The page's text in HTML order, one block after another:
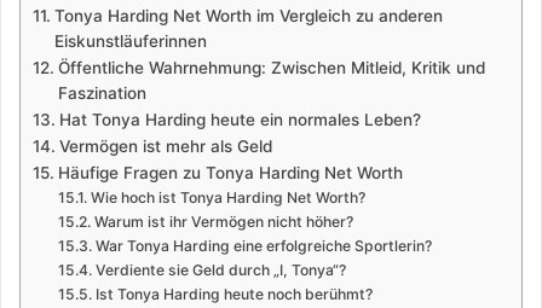
Tonya Harding Net Worth im Vergleich zu anderen
Eiskunstläuferinnen
Öffentliche Wahrnehmung: Zwischen Mitleid, Kritik und
Faszination
Hat Tonya Harding heute ein normales Leben?
Vermögen ist mehr als Geld
Häufige Fragen zu Tonya Harding Net Worth
Wie hoch ist Tonya Harding Net Worth?
Warum ist ihr Vermögen nicht höher?
War Tonya Harding eine erfolgreiche Sportlerin?
Verdiente sie Geld durch „I, Tonya“?
Ist Tonya Harding heute noch berühmt?